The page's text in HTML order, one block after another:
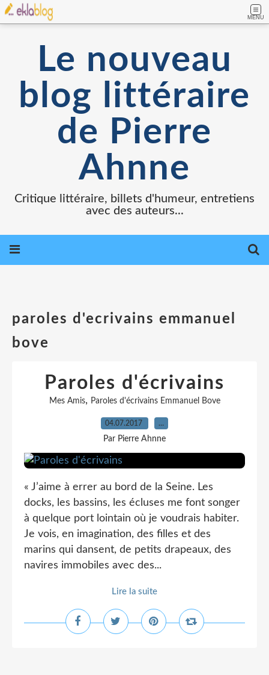
MENU
Le nouveau
blog littéraire
de Pierre
Ahnne
Critique littéraire, billets d'humeur, entretiens
avec des auteurs...
paroles d'ecrivains emmanuel
bove
Paroles d'écrivains
Mes Amis, Paroles d'écrivains Emmanuel Bove
04.07.2017 …
Par Pierre Ahnne
« J’aime à errer au bord de la Seine. Les
docks, les bassins, les écluses me font songer
à quelque port lointain où je voudrais habiter.
Je vois, en imagination, des filles et des
marins qui dansent, de petits drapeaux, des
navires immobiles avec des...
Lire la suite